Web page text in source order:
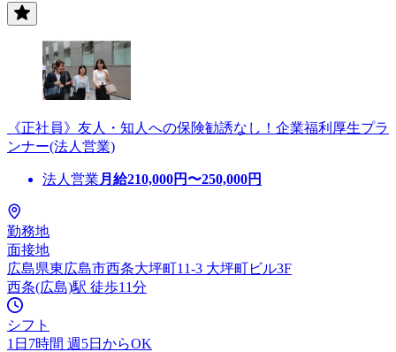
《正社員》友人・知人への保険勧誘なし！企業福利厚生プラ
ンナー(法人営業)
法人営業 月給210,000円〜250,000円
勤務地
面接地
広島県東広島市西条大坪町11-3 大坪町ビル3F
西条(広島)駅 徒歩11分
シフト
1日7時間 週5日からOK